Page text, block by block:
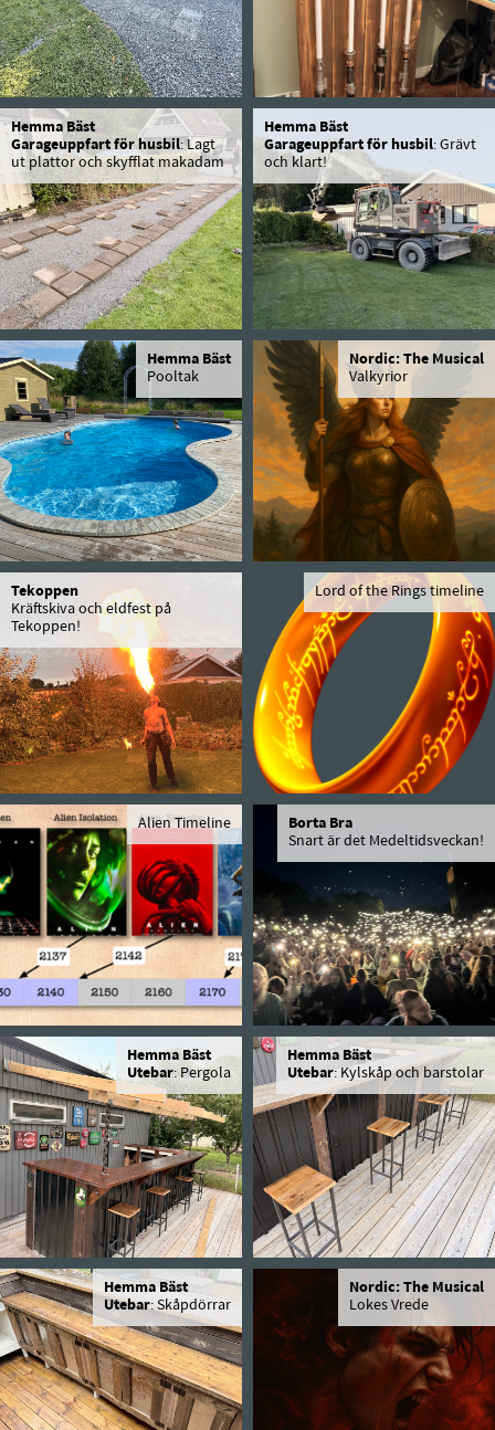
Hemma Bäst
Garageuppfart för husbil: Lagt
ut plattor och skyfflat makadam
Hemma Bäst
Garageuppfart för husbil: Grävt
och klart!
Hemma Bäst
Pooltak
Nordic: The Musical
Valkyrior
Tekoppen
Kräftskiva och eldfest på
Tekoppen!
Lord of the Rings timeline
Alien Timeline
Borta Bra
Snart är det Medeltidsveckan!
Hemma Bäst
Utebar: Pergola
Hemma Bäst
Utebar: Kylskåp och barstolar
Hemma Bäst
Utebar: Skåpdörrar
Nordic: The Musical
Lokes Vrede